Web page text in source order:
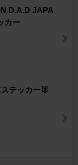
D.A.D JAPA
カー
テッカー🐰